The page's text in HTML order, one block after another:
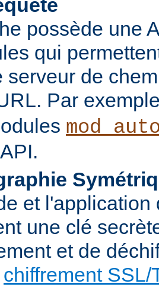
possède une
qui
serveur de
Par
et
une clé
et de
chiffrement SSL/